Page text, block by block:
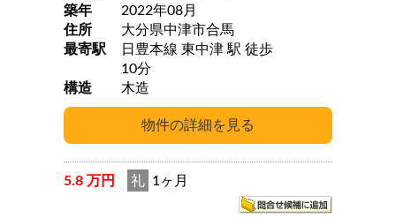
築年
2022年08月
住所
大分県中津市合馬
最寄駅
日豊本線 東中津 駅 徒歩
10分
構造
木造
5.8 万円 礼 1ヶ月